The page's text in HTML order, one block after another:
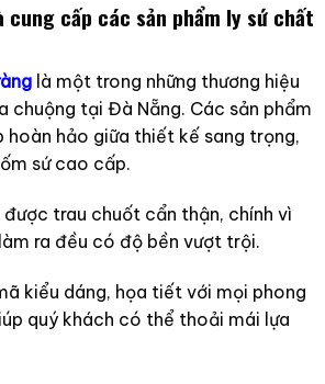
cung cấp các sản phẩm ly sứ chất
là một trong những thương hiệu
chuộng tại Đà Nẵng. Các sản phẩm
hoàn hảo giữa thiết kế sang trọng,
sứ cao cấp.
trau chuốt cẩn thận, chính vì
ra đều có độ bền vượt trội.
kiểu dáng, họa tiết với mọi phong
quý khách có thể thoải mái lựa